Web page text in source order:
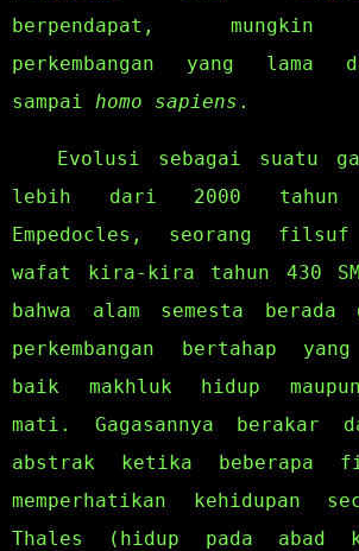
berpendapat, mungkin
perkembangan yang lama
sampai homo sapiens .
Evolusi sebagai suatu
lebih dari 2000 tahun
Empedocles, seorang
wafat kira-kira tahun 430
bahwa alam semesta berada
perkembangan bertahap yang
baik makhluk hidup
mati. Gagasannya berakar
abstrak ketika beberapa
memperhatikan kehidupan
Thales (hidup pada abad